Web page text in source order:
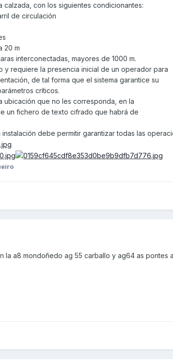
con los siguientes condicionantes:
de circulación
20 m
interconectadas, mayores de 1000 m.
y requiere la presencia inicial de un operador para
de tal forma que el sistema garantice su
críticos.
ubicación que no les corresponda, en la
un fichero de texto cifrado que habrá de
debe permitir garantizar todas las
la a8 mondoñedo ag 55 carballo y ag64 as